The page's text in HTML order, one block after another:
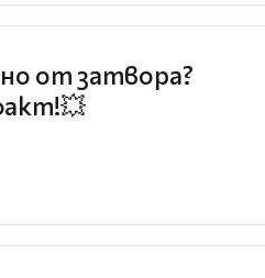
от затвора?